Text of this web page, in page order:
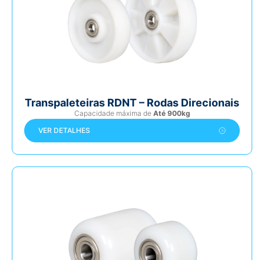
Transpaleteiras RDNT – Rodas Direcionais
Capacidade máxima de Até 900kg
VER DETALHES